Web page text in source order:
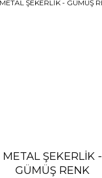
METAL ŞEKERLİK -
GÜMÜŞ RENK